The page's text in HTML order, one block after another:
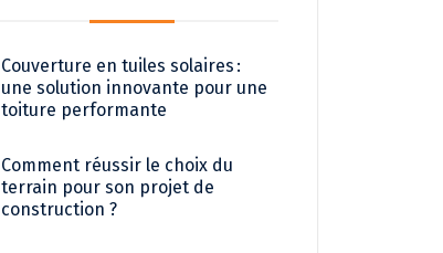
Couverture en tuiles solaires :
une solution innovante pour une
toiture performante
Comment réussir le choix du
terrain pour son projet de
construction ?